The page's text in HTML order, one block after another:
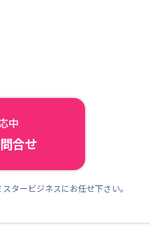
中
合せ
タービジネスにお任せ下さい。